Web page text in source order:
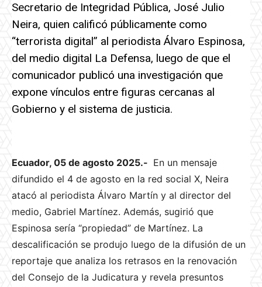
Secretario de Integridad Pública, José Julio
Neira, quien calificó públicamente como
“terrorista digital” al periodista Álvaro Espinosa,
del medio digital La Defensa, luego de que el
comunicador publicó una investigación que
expone vínculos entre figuras cercanas al
Gobierno y el sistema de justicia.
Ecuador, 05 de agosto 2025.- En un mensaje
difundido el 4 de agosto en la red social X, Neira
atacó al periodista Álvaro Martín y al director del
medio, Gabriel Martínez. Además, sugirió que
Espinosa sería “propiedad” de Martínez. La
descalificación se produjo luego de la difusión de un
reportaje que analiza los retrasos en la renovación
del Consejo de la Judicatura y revela presuntos